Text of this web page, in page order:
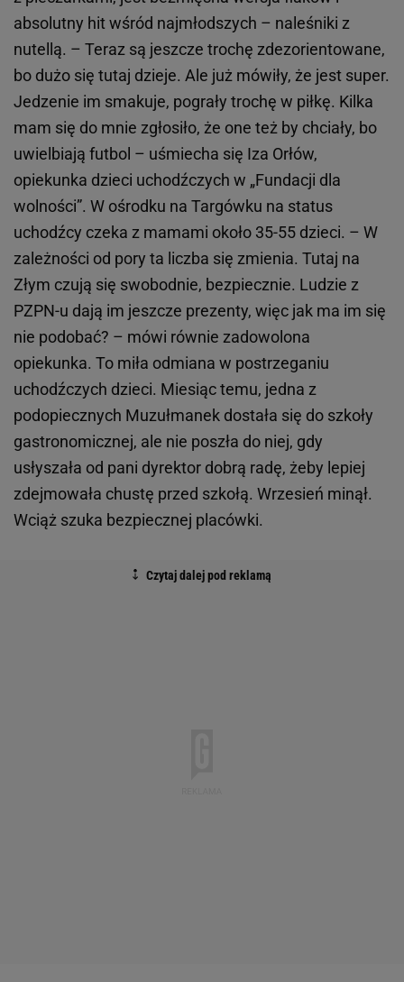
absolutny hit wśród najmłodszych – naleśniki z
nutellą. – Teraz są jeszcze trochę zdezorientowane,
bo dużo się tutaj dzieje. Ale już mówiły, że jest super.
Jedzenie im smakuje, pograły trochę w piłkę. Kilka
mam się do mnie zgłosiło, że one też by chciały, bo
uwielbiają futbol – uśmiecha się Iza Orłów,
opiekunka dzieci uchodźczych w „Fundacji dla
wolności”. W ośrodku na Targówku na status
uchodźcy czeka z mamami około 35-55 dzieci. – W
zależności od pory ta liczba się zmienia. Tutaj na
Złym czują się swobodnie, bezpiecznie. Ludzie z
PZPN-u dają im jeszcze prezenty, więc jak ma im się
nie podobać? – mówi równie zadowolona
opiekunka. To miła odmiana w postrzeganiu
uchodźczych dzieci. Miesiąc temu, jedna z
podopiecznych Muzułmanek dostała się do szkoły
gastronomicznej, ale nie poszła do niej, gdy
usłyszała od pani dyrektor dobrą radę, żeby lepiej
zdejmowała chustę przed szkołą. Wrzesień minął.
Wciąż szuka bezpiecznej placówki.